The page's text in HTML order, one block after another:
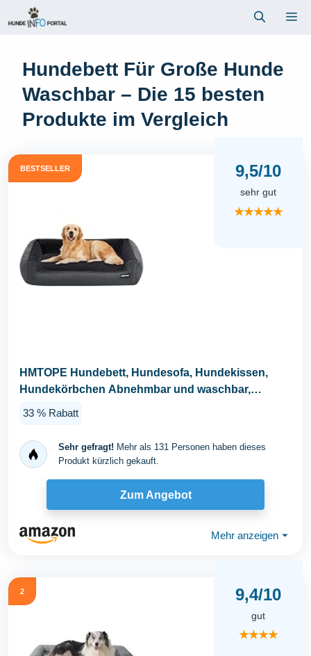
Inhalt
Hundebett Für Große Hunde
Waschbar – Die 15 besten
Produkte im Vergleich
BESTSELLER 9,5/10
sehr gut
★★★★★
HMTOPE Hundebett, Hundesofa, Hundekissen,
Hundekörbchen Abnehmbar und waschbar,
33 % Rabatt
Sehr gefragt! Mehr als 131 Personen haben dieses
Produkt kürzlich gekauft.
Zum Angebot
Mehr anzeigen ⏷
2 9,4/10
gut
★★★★